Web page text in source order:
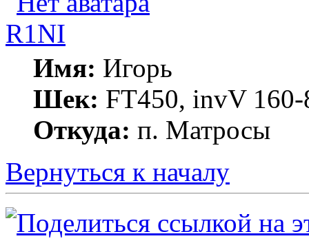
R1NI
Имя: Игорь
Шек: FT450, invV
Откуда: п. Матросы
Вернуться к началу